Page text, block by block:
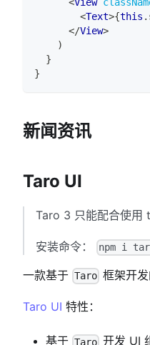
<Text>{this .
</View>
)
}
}
新闻资讯
Taro UI
Taro 3 只能配合使用
安装命令： npm i
一款基于 Taro 框架开发
Taro UI 特性：
基于 Taro 开发 UI